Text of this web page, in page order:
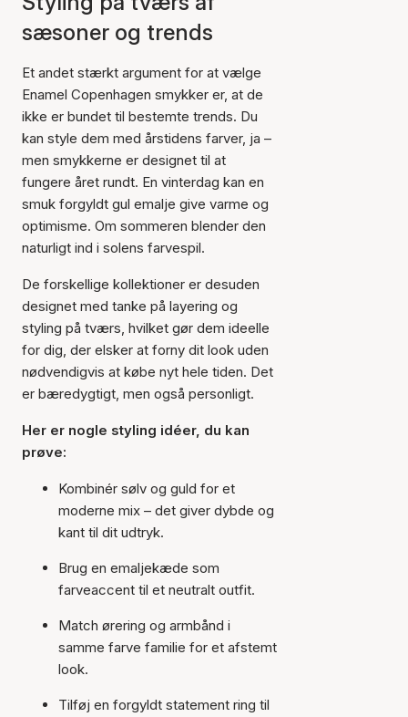
sæsoner og trends
Et andet stærkt argument for at vælge
Enamel Copenhagen smykker er, at de
ikke er bundet til bestemte trends. Du
kan style dem med årstidens farver, ja –
men smykkerne er designet til at
fungere året rundt. En vinterdag kan en
smuk forgyldt gul emalje give varme og
optimisme. Om sommeren blender den
naturligt ind i solens farvespil.
De forskellige kollektioner er desuden
designet med tanke på layering og
styling på tværs, hvilket gør dem ideelle
for dig, der elsker at forny dit look uden
nødvendigvis at købe nyt hele tiden. Det
er bæredygtigt, men også personligt.
Her er nogle styling idéer, du kan
prøve:
Kombinér sølv og guld for et
moderne mix – det giver dybde og
kant til dit udtryk.
Brug en emaljekæde som
farveaccent til et neutralt outfit.
Match ørering og armbånd i
samme farve familie for et afstemt
look.
Tilføj en forgyldt statement ring til